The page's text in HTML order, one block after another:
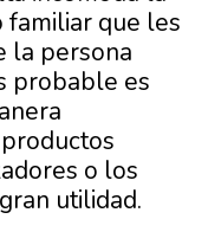
familiar que les
la persona
probable es
o los
utilidad.